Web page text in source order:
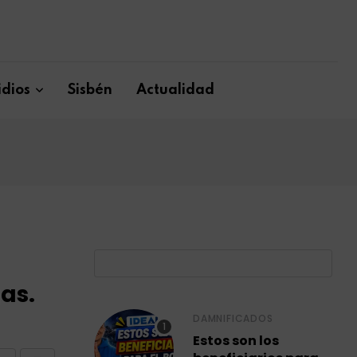
Sisbén Actualidad
DAMNIFICADOS
Estos son los